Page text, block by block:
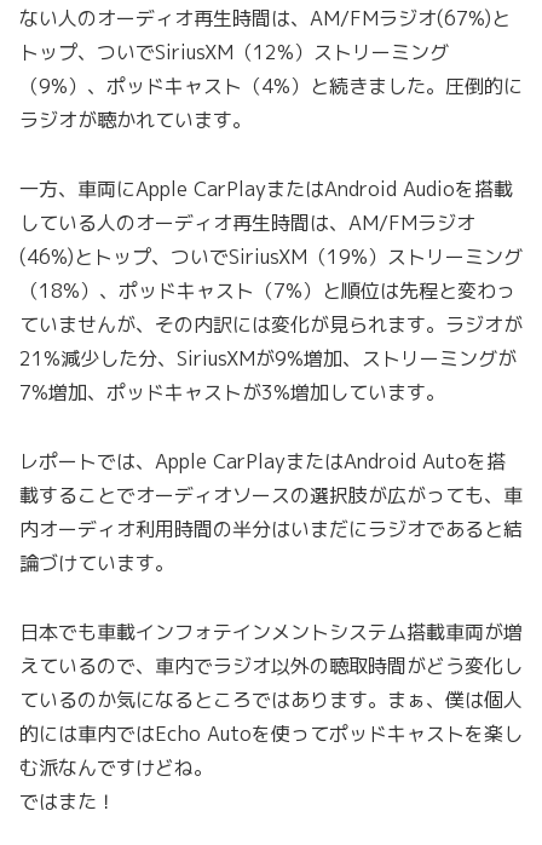
ない人のオーディオ再生時間は、AM/FMラジオ(67%)と
トップ、ついでSiriusXM（12%）ストリーミング
（9%）、ポッドキャスト（4%）と続きました。圧倒的に
ラジオが聴かれています。
一方、車両にApple CarPlayまたはAndroid Audioを搭載
している人のオーディオ再生時間は、AM/FMラジオ
(46%)とトップ、ついでSiriusXM（19%）ストリーミング
（18%）、ポッドキャスト（7%）と順位は先程と変わっ
ていませんが、その内訳には変化が見られます。ラジオが
21%減少した分、SiriusXMが9%増加、ストリーミングが
7%増加、ポッドキャストが3%増加しています。
レポートでは、Apple CarPlayまたはAndroid Autoを搭
載することでオーディオソースの選択肢が広がっても、車
内オーディオ利用時間の半分はいまだにラジオであると結
論づけています。
日本でも車載インフォテインメントシステム搭載車両が増
えているので、車内でラジオ以外の聴取時間がどう変化し
ているのか気になるところではあります。まぁ、僕は個人
的には車内ではEcho Autoを使ってポッドキャストを楽し
む派なんですけどね。
ではまた！